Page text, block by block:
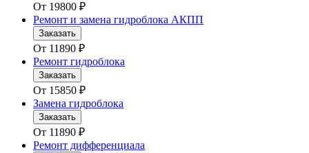
От 19800 ₽
Ремонт и замена гидроблока АКПП
Заказать
От 11890 ₽
Ремонт гидроблока
Заказать
От 15850 ₽
Замена гидроблока
Заказать
От 11890 ₽
Ремонт дифференциала